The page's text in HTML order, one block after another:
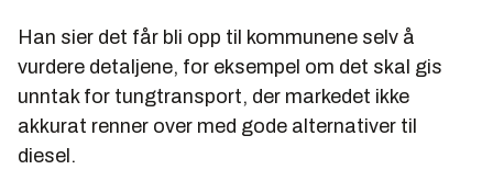
Han sier det får bli opp til kommunene selv å
vurdere detaljene, for eksempel om det skal gis
unntak for tungtransport, der markedet ikke
akkurat renner over med gode alternativer til
diesel.